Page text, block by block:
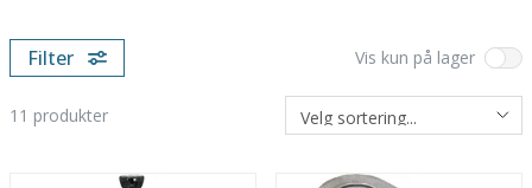
Filter Vis kun på lager
11 produkter